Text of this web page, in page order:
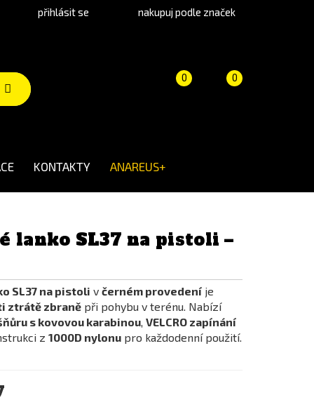
přihlásit se nakupuj podle značek
Košík 0
(prázdný)
Porovnání
0
KONTAKTY ANAREUS+
lanko SL37 na pistoli –
SL37 na pistoli v černém provedení je
ztrátě zbraně při pohybu v terénu. Nabízí
s kovovou karabinou, VELCRO zapínání
z 1000D nylonu pro každodenní použití.